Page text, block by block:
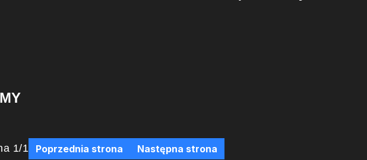
1/1 Poprzednia strona Następna strona